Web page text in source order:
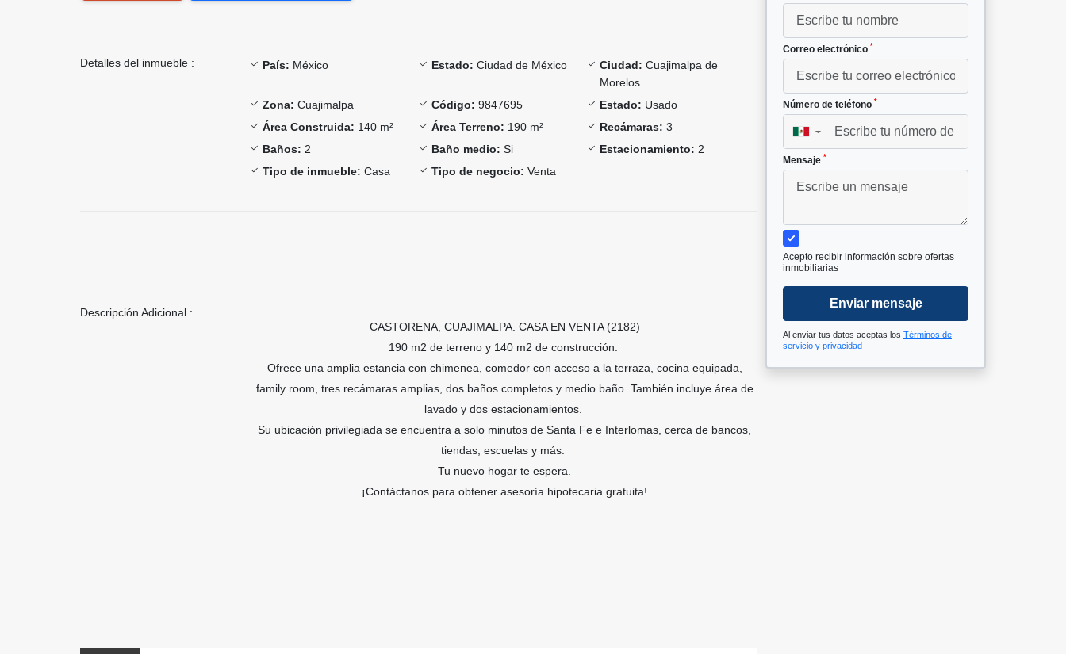
Detalles del inmueble : País: México Estado: Ciudad de México Ciudad: Cuajimalpa de
Morelos
Zona: Cuajimalpa Código: 9847695 Estado: Usado
Área Construida: 140 m² Área Terreno: 190 m² Recámaras: 3
Baños: 2 Baño medio: Si Estacionamiento: 2
Tipo de inmueble: Casa Tipo de negocio: Venta
Descripción Adicional :
CASTORENA, CUAJIMALPA. CASA EN VENTA (2182)
190 m2 de terreno y 140 m2 de construcción.
Ofrece una amplia estancia con chimenea, comedor con acceso a la terraza, cocina equipada,
family room, tres recámaras amplias, dos baños completos y medio baño. También incluye área de
lavado y dos estacionamientos.
Su ubicación privilegiada se encuentra a solo minutos de Santa Fe e Interlomas, cerca de bancos,
tiendas, escuelas y más.
Tu nuevo hogar te espera.
¡Contáctanos para obtener asesoría hipotecaria gratuita!
Correo electrónico *
Número de teléfono *
▼
Mensaje *
Acepto recibir información sobre ofertas
inmobiliarias
Enviar mensaje
Al enviar tus datos aceptas los Términos de
servicio y privacidad